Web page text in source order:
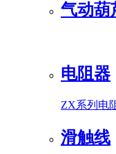
气动葫
电阻器
ZX系列电
滑触线